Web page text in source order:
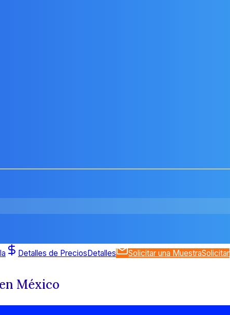
Detalles de PreciosDetalles Solicitar una MuestraSolicitar
México